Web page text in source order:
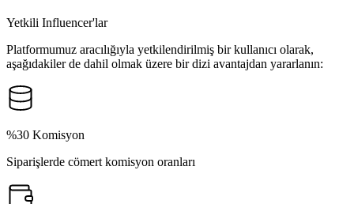
Yetkili Influencer'lar
Platformumuz aracılığıyla yetkilendirilmiş bir kullanıcı olarak,
aşağıdakiler de dahil olmak üzere bir dizi avantajdan yararlanın:
%30 Komisyon
Siparişlerde cömert komisyon oranları